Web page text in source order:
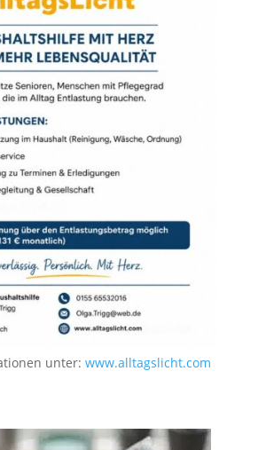
unter:www.alltagslicht.com